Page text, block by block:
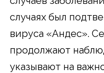
случаях был
вируса «Андес».
продолжают
указывают на